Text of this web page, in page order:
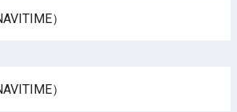
）
）